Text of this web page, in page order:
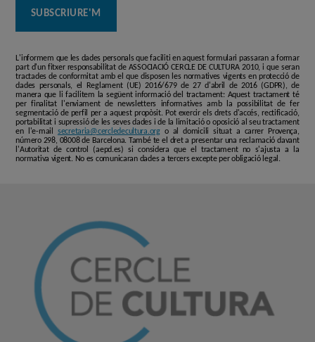
L'informem que les dades personals que faciliti en aquest formulari passaran a formar
part d'un fitxer responsabilitat de ASSOCIACIÓ CERCLE DE CULTURA 2010, i que seran
tractades de conformitat amb el que disposen les normatives vigents en protecció de
dades personals, el Reglament (UE) 2016/679 de 27 d'abril de 2016 (GDPR), de
manera que li facilitem la següent informació del tractament: Aquest tractament té
per finalitat l'enviament de newsletters informatives amb la possibilitat de fer
segmentació de perfil per a aquest propòsit. Pot exercir els drets d'accés, rectificació,
portabilitat i supressió de les seves dades i de la limitació o oposició al seu tractament
en l'e-mail secretaria@cercledecultura.orgo al domicili situat a carrer Provença,
número 298, 08008 de Barcelona. També te el dret a presentar una reclamació davant
l'Autoritat de control (aepd.es) si considera que el tractament no s'ajusta a la
normativa vigent. No es comunicaran dades a tercers excepte per obligació legal.